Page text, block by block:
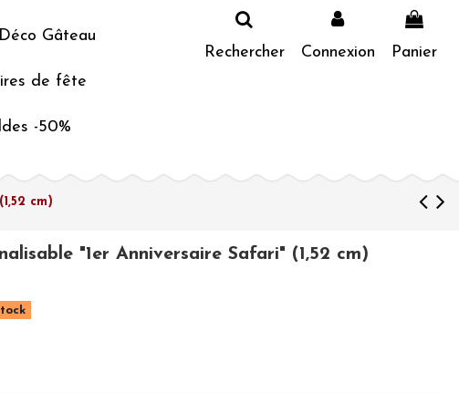
Déco Gâteau
de fête
-50%
Rechercher Connexion Panier
cm)
"1er Anniversaire Safari" (1,52 cm)